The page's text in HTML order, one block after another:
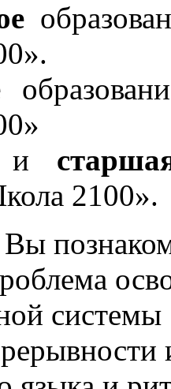
и
2100».